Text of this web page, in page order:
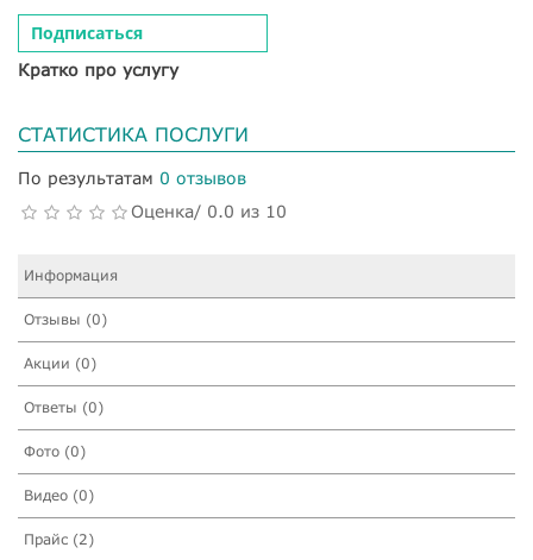
Подписаться
Кратко про услугу
СТАТИСТИКА ПОСЛУГИ
По результатам 0 отзывов
Оценка/ 0.0 из 10
Информация
Отзывы (0)
Акции (0)
Ответы (0)
Фото (0)
Видео (0)
Прайс (2)